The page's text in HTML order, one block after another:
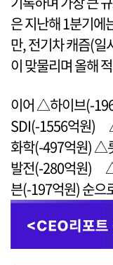
은 지난해 1분기에
만, 전기차 캐즘(일
이 맞물리며 올해
이어 △하이브(-
SDI(-1556억원)
화학(-497억원) △
발전(-280억원)
븐(-197억원) 순으